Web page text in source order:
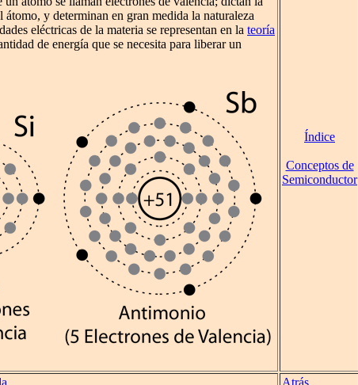
átomo, y determinan en gran medida la naturaleza
eléctricas de la materia se representan en la teoría
de energía que se necesita para liberar un
Índice
Conceptos de
Semiconductor
Atrás